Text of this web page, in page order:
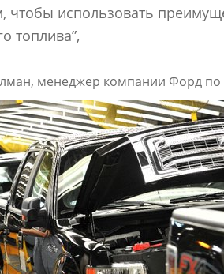
чтобы использовать
топлива”,
менеджер компании Форд по